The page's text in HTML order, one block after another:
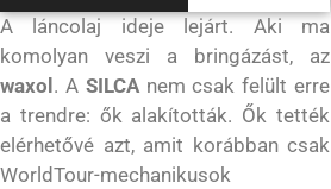
l
A láncolaj ideje lejárt. Aki ma
komolyan veszi a bringázást, az
waxol . A SILCAnem csak felült erre
a trendre: ők alakították. Ők tették
elérhetővé azt, amit korábban csak
WorldTour-mechanikusok